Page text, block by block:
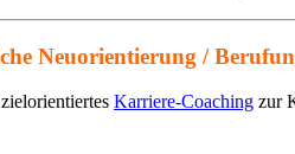
Neuorientierung /
Karriere-Coaching zur